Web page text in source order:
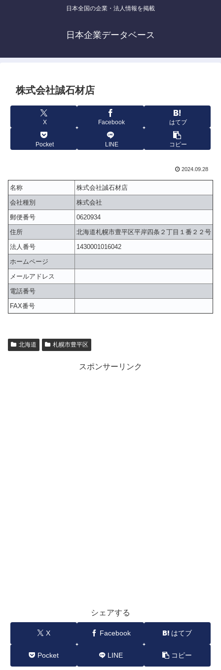
日本全国の企業・法人情報を掲載
日本企業データベース
株式会社誠石材店
X Facebook はてブ
Pocket LINE コピー
2024.09.28
名称
株式会社誠石材店
会社種別
株式会社
郵便番号
0620934
住所
北海道札幌市豊平区平岸四条２丁目１番２２号
法人番号
1430001016042
ホームページ
メールアドレス
電話番号
FAX番号
北海道 札幌市豊平区
スポンサーリンク
シェアする
X Facebook はてブ
Pocket LINE コピー